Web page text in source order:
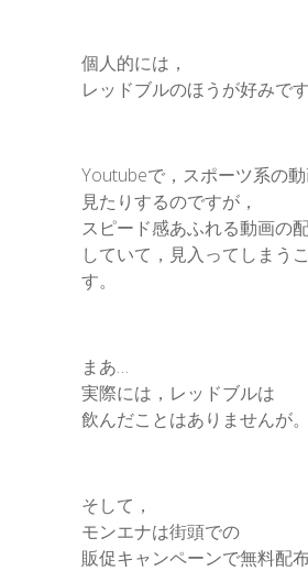
個人的には，
レッドブルのほうが好みです
Youtubeで，スポーツ系の
見たりするのですが，
スピード感あふれる動画の
していて，見入ってしまう
す。
まあ…
実際には，レッドブルは
飲んだことはありませんが。
そして，
モンエナは街頭での
販促キャンペーンで無料配